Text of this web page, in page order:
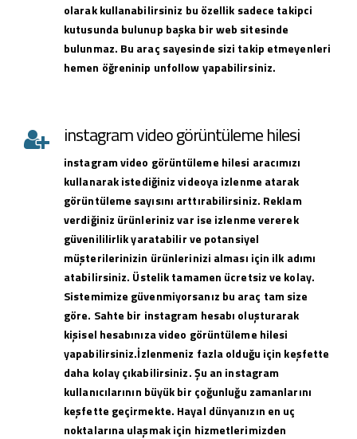
olarak kullanabilirsiniz bu özellik sadece takipci
kutusunda bulunup başka bir web sitesinde
bulunmaz. Bu araç sayesinde sizi takip etmeyenleri
hemen öğreninip unfollow yapabilirsiniz.
instagram video görüntüleme hilesi
instagramvideo görüntüleme hilesi aracımızı
kullanarak istediğiniz videoya izlenme atarak
görüntüleme sayısını arttırabilirsiniz. Reklam
verdiğiniz ürünleriniz var ise izlenme vererek
güvenililirlik yaratabilir ve potansiyel
müşterilerinizin ürünlerinizi alması için ilk adımı
atabilirsiniz. Üstelik tamamen ücretsiz ve kolay.
Sistemimize güvenmiyorsanız bu araç tam size
göre. Sahte bir instagram hesabı oluşturarak
kişisel hesabınıza video görüntüleme hilesi
yapabilirsiniz.İzlenmeniz fazla olduğu için keşfette
daha kolay çıkabilirsiniz. Şu an instagram
kullanıcılarının büyük bir çoğunluğu zamanlarını
keşfette geçirmekte. Hayal dünyanızın en uç
noktalarına ulaşmak için hizmetlerimizden